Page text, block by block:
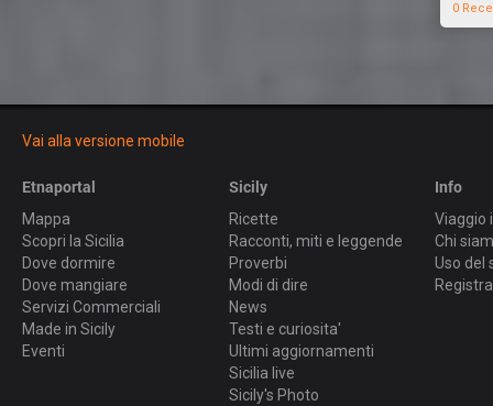
0
Vai alla versione mobile
Etnaportal
Mappa
Scopri la Sicilia
Dove dormire
Dove mangiare
Servizi Commerciali
Made in Sicily
Eventi
Sicily
Ricette
Racconti, miti e leggende
Proverbi
Modi di dire
News
Testi e curiosita'
Ultimi aggiornamenti
Sicilia live
Sicily's Photo
Info
Viaggio
Chi
Uso del